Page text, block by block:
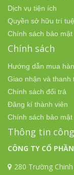
Dịch vụ tiện ích
Quyền sở hữu trí tuệ
Chính sách bảo mật
Chính sách
Hướng dẫn mua
Giao nhận và thanh
Chính sách đổi trả
Đăng kí thành viên
Chính sách bảo mật
Thông tin
CÔNG TY CỔ
280 Trường